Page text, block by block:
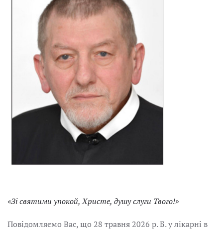
«Зі святими упокой, Христе, душу слуги Твого!»
Повідомляємо Вас, що 28 травня 2026 р. Б. у лікарні в